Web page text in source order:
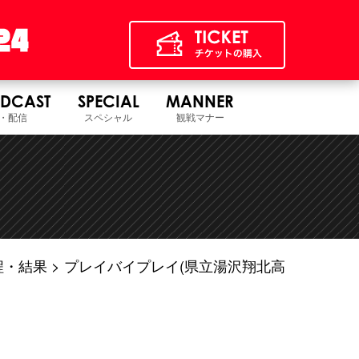
配信
SPECIAL
スペシャル
MANNER
観戦マナー
・結果
プレイバイプレイ(県立湯沢翔北高